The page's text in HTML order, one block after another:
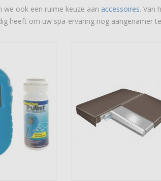
we ook een ruime keuze aan accessoires. Van
heeft om uw spa-ervaring nog aangenamer